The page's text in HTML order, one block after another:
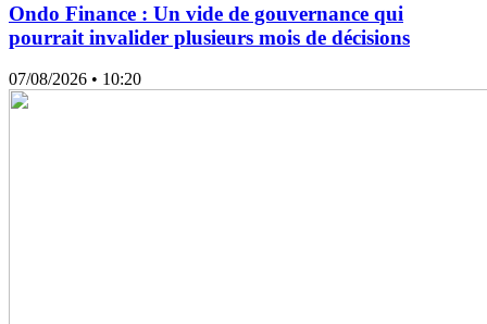
Ondo Finance : Un vide de gouvernance qui
pourrait invalider plusieurs mois de décisions
07/08/2026 • 10:20